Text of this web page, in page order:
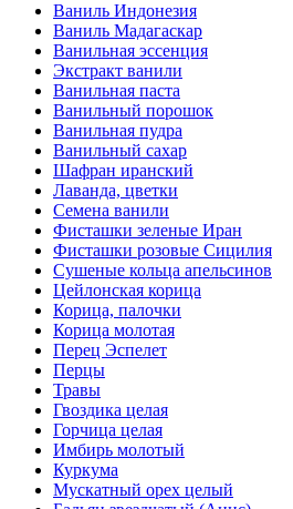
Ваниль Индонезия
Ваниль Мадагаскар
Ванильная эссенция
Экстракт ванили
Ванильная паста
Ванильный порошок
Ванильная пудра
Ванильный сахар
Шафран иранский
Лаванда, цветки
Семена ванили
Фисташки зеленые Иран
Фисташки розовые Сицилия
Сушеные кольца апельсинов
Цейлонская корица
Корица, палочки
Корица молотая
Перец Эспелет
Перцы
Травы
Гвоздика целая
Горчица целая
Имбирь молотый
Куркума
Мускатный орех целый